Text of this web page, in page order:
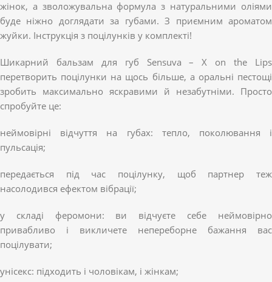
жінок, а зволожувальна формула з натуральними оліями
буде ніжно доглядати за губами. З приємним ароматом
жуйки. Інструкція з поцілунків у комплекті!
Шикарний бальзам для губ Sensuva – X on the Lips
перетворить поцілунки на щось більше, а оральні пестощі
зробить максимально яскравими й незабутніми. Просто
спробуйте це:
неймовірні відчуття на губах: тепло, поколювання і
пульсація;
передається під час поцілунку, щоб партнер теж
насолодився ефектом вібрації;
у складі феромони: ви відчуєте себе неймовірно
привабливо і викличете непереборне бажання вас
поцілувати;
унісекс: підходить і чоловікам, і жінкам;